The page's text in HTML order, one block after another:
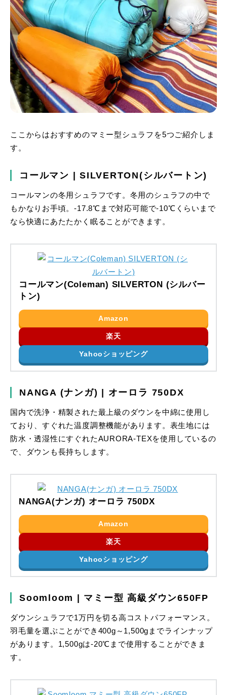
ここからはおすすめのマミー型シュラフを5つご紹介しま
す。
コールマン | SILVERTON(シルバートン)
コールマンの冬用シュラフです。冬用のシュラフの中で
もかなりお手頃。-17.8℃まで対応可能で-10℃くらいまで
なら快適にあたたかく眠ることができます。
コールマン(Coleman) SILVERTON (シルバー
トン)
Amazon
楽天
Yahooショッピング
NANGA (ナンガ) | オーロラ 750DX
国内で洗浄・精製された最上級のダウンを中綿に使用し
ており、すぐれた温度調整機能があります。表生地には
防水・透湿性にすぐれたAURORA-TEXを使用しているの
で、ダウンも長持ちします。
NANGA(ナンガ) オーロラ 750DX
Amazon
楽天
Yahooショッピング
Soomloom | マミー型 高級ダウン650FP
ダウンシュラフで1万円を切る高コストパフォーマンス。
羽毛量を選ぶことができ400g～1,500gまでラインナップ
があります。1,500gは-20℃まで使用することができま
す。